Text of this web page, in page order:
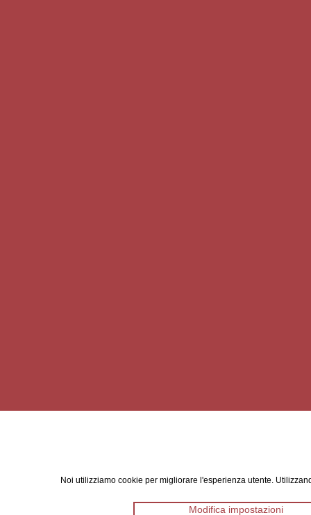
Noi utilizziamo cookie per migliorare l'esperienza utente.
Modifica impostazioni